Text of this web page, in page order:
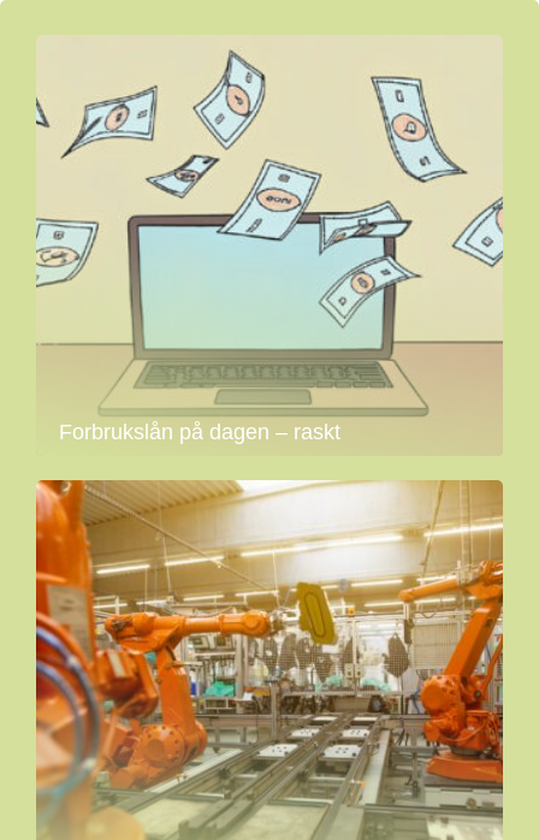
Forbrukslån på dagen – raskt